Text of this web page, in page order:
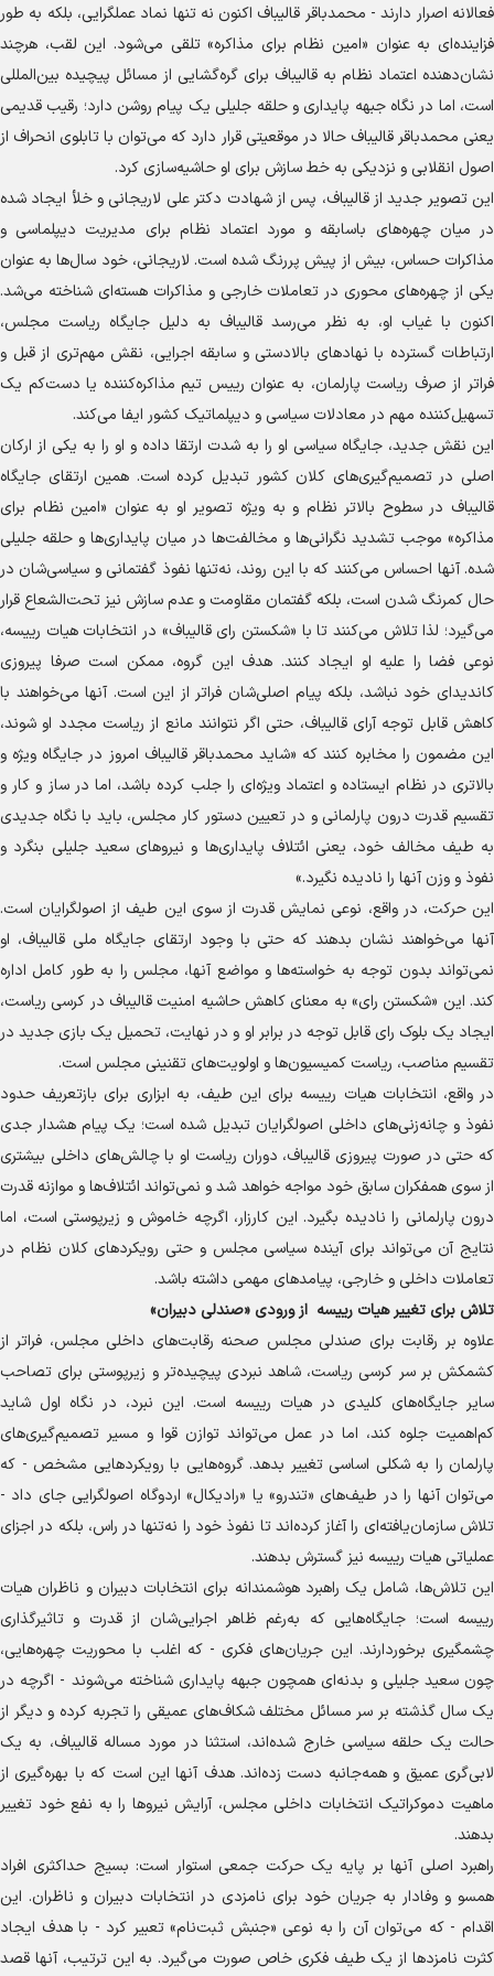
فعالانه اصرار دارند - محمدباقر قالیباف اکنون نه تنها نماد عملگرایی، بلکه به طور
فزاینده‌ای به عنوان «امین نظام برای مذاکره» تلقی می‌شود. این لقب، هرچند
نشان‌دهنده اعتماد نظام به قالیباف برای گره‌گشایی از مسائل پیچیده بین‌المللی
است، اما در نگاه جبهه پایداری و حلقه جلیلی یک پیام روشن دارد؛ رقیب قدیمی
یعنی محمدباقر قالیباف حالا در موقعیتی قرار دارد که می‌توان با تابلوی انحراف از
اصول انقلابی و نزدیکی به خط سازش برای او حاشیه‌سازی کرد.
این تصویر جدید از قالیباف، پس از شهادت دکتر علی لاریجانی و خلأ ایجاد شده
در میان چهره‌های باسابقه و مورد اعتماد نظام برای مدیریت دیپلماسی و
مذاکرات حساس، بیش از پیش پررنگ شده است. لاریجانی، خود سال‌ها به عنوان
یکی از چهره‌های محوری در تعاملات خارجی و مذاکرات هسته‌ای شناخته می‌شد.
اکنون با غیاب او، به نظر می‌رسد قالیباف به دلیل جایگاه ریاست مجلس،
ارتباطات گسترده با نهاد‌های بالادستی و سابقه اجرایی، نقش مهم‌تری از قبل و
فراتر از صرف ریاست پارلمان، به عنوان رییس تیم مذاکره‌کننده یا دست‌کم یک
تسهیل‌کننده مهم در معادلات سیاسی و دیپلماتیک کشور ایفا می‌کند.
این نقش جدید، جایگاه سیاسی او را به شدت ارتقا داده و او را به یکی از ارکان
اصلی در تصمیم‌گیری‌های کلان کشور تبدیل کرده است. همین ارتقای جایگاه
قالیباف در سطوح بالاتر نظام و به ویژه تصویر او به عنوان «امین نظام برای
مذاکره» موجب تشدید نگرانی‌ها و مخالفت‌ها در میان پایداری‌ها و حلقه جلیلی
شده. آنها احساس می‌کنند که با این روند، نه‌تنها نفوذ گفتمانی و سیاسی‌شان در
حال کمرنگ شدن است، بلکه گفتمان مقاومت و عدم سازش نیز تحت‌الشعاع قرار
می‌گیرد؛ لذا تلاش می‌کنند تا با «شکستن رای قالیباف» در انتخابات هیات رییسه،
نوعی فضا را علیه او ایجاد کنند. هدف این گروه، ممکن است صرفا پیروزی
کاندیدای خود نباشد، بلکه پیام اصلی‌شان فراتر از این است. آنها می‌خواهند با
کاهش قابل توجه آرای قالیباف، حتی اگر نتوانند مانع از ریاست مجدد او شوند،
این مضمون را مخابره کنند که «شاید محمدباقر قالیباف امروز در جایگاه ویژه و
بالاتری در نظام ایستاده و اعتماد ویژه‌ای را جلب کرده باشد، اما در ساز و کار و
تقسیم قدرت درون پارلمانی و در تعیین دستور کار مجلس، باید با نگاه جدیدی
به طیف مخالف خود، یعنی ائتلاف پایداری‌ها و نیرو‌های سعید جلیلی بنگرد و
نفوذ و وزن آنها را نادیده نگیرد.»
این حرکت، در واقع، نوعی نمایش قدرت از سوی این طیف از اصولگرایان است.
آنها می‌خواهند نشان بدهند که حتی با وجود ارتقای جایگاه ملی قالیباف، او
نمی‌تواند بدون توجه به خواسته‌ها و مواضع آنها، مجلس را به طور کامل اداره
کند. این «شکستن رای» به معنای کاهش حاشیه امنیت قالیباف در کرسی ریاست،
ایجاد یک بلوک رای قابل توجه در برابر او و در نهایت، تحمیل یک بازی جدید در
تقسیم مناصب، ریاست کمیسیون‌ها و اولویت‌های تقنینی مجلس است.
در واقع، انتخابات هیات رییسه برای این طیف، به ابزاری برای بازتعریف حدود
نفوذ و چانه‌زنی‌های داخلی اصولگرایان تبدیل شده است؛ یک پیام هشدار جدی
که حتی در صورت پیروزی قالیباف، دوران ریاست او با چالش‌های داخلی بیشتری
از سوی همفکران سابق خود مواجه خواهد شد و نمی‌تواند ائتلاف‌ها و موازنه قدرت
درون پارلمانی را نادیده بگیرد. این کارزار، اگرچه خاموش و زیرپوستی است، اما
نتایج آن می‌تواند برای آینده سیاسی مجلس و حتی رویکرد‌های کلان نظام در
تعاملات داخلی و خارجی، پیامد‌های مهمی داشته باشد.
تلاش برای تغییر هیات رییسه از ورودی «صندلی دبیران»
علاوه بر رقابت برای صندلی مجلس صحنه رقابت‌های داخلی مجلس، فراتر از
کشمکش بر سر کرسی ریاست، شاهد نبردی پیچیده‌تر و زیرپوستی برای تصاحب
سایر جایگاه‌های کلیدی در هیات رییسه است. این نبرد، در نگاه اول شاید
کم‌اهمیت جلوه کند، اما در عمل می‌تواند توازن قوا و مسیر تصمیم‌گیری‌های
پارلمان را به شکلی اساسی تغییر بدهد. گروه‌هایی با رویکرد‌هایی مشخص - که
می‌توان آنها را در طیف‌های «تندرو» یا «رادیکال» اردوگاه اصولگرایی جای داد -
تلاش سازمان‌یافته‌ای را آغاز کرده‌اند تا نفوذ خود را نه‌تنها در راس، بلکه در اجزای
عملیاتی هیات رییسه نیز گسترش بدهند.
این تلاش‌ها، شامل یک راهبرد هوشمندانه برای انتخابات دبیران و ناظران هیات
رییسه است؛ جایگاه‌هایی که به‌رغم ظاهر اجرایی‌شان از قدرت و تاثیرگذاری
چشمگیری برخوردارند. این جریان‌های فکری - که اغلب با محوریت چهره‌هایی،
چون سعید جلیلی و بدنه‌ای همچون جبهه پایداری شناخته می‌شوند - اگرچه در
یک سال گذشته بر سر مسائل مختلف شکاف‌های عمیقی را تجربه کرده و دیگر از
حالت یک حلقه سیاسی خارج شده‌اند، استثنا در مورد مساله قالیباف، به یک
لابی‌گری عمیق و همه‌جانبه دست زده‌اند. هدف آنها این است که با بهره‌گیری از
ماهیت دموکراتیک انتخابات داخلی مجلس، آرایش نیرو‌ها را به نفع خود تغییر
بدهند.
راهبرد اصلی آنها بر پایه یک حرکت جمعی استوار است: بسیج حداکثری افراد
همسو و وفادار به جریان خود برای نامزدی در انتخابات دبیران و ناظران. این
اقدام - که می‌توان آن را به نوعی «جنبش ثبت‌نام» تعبیر کرد - با هدف ایجاد
کثرت نامزد‌ها از یک طیف فکری خاص صورت می‌گیرد. به این ترتیب، آنها قصد